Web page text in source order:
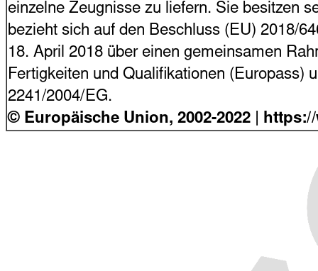
einzelne Zeugnisse zu liefern. Sie besitzen
bezieht sich auf den Beschluss (EU) 2018/
18. April 2018 über einen gemeinsamen
Fertigkeiten und Qualifikationen (Europass)
2241/2004/EG.
© Europäische Union, 2002-2022
|